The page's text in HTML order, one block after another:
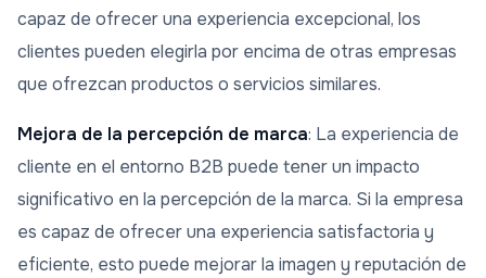
capaz de ofrecer una experiencia excepcional, los
clientes pueden elegirla por encima de otras empresas
que ofrezcan productos o servicios similares.
Mejora de la percepción de marca: La experiencia de
cliente en el entorno B2B puede tener un impacto
significativo en la percepción de la marca. Si la empresa
es capaz de ofrecer una experiencia satisfactoria y
eficiente, esto puede mejorar la imagen y reputación de